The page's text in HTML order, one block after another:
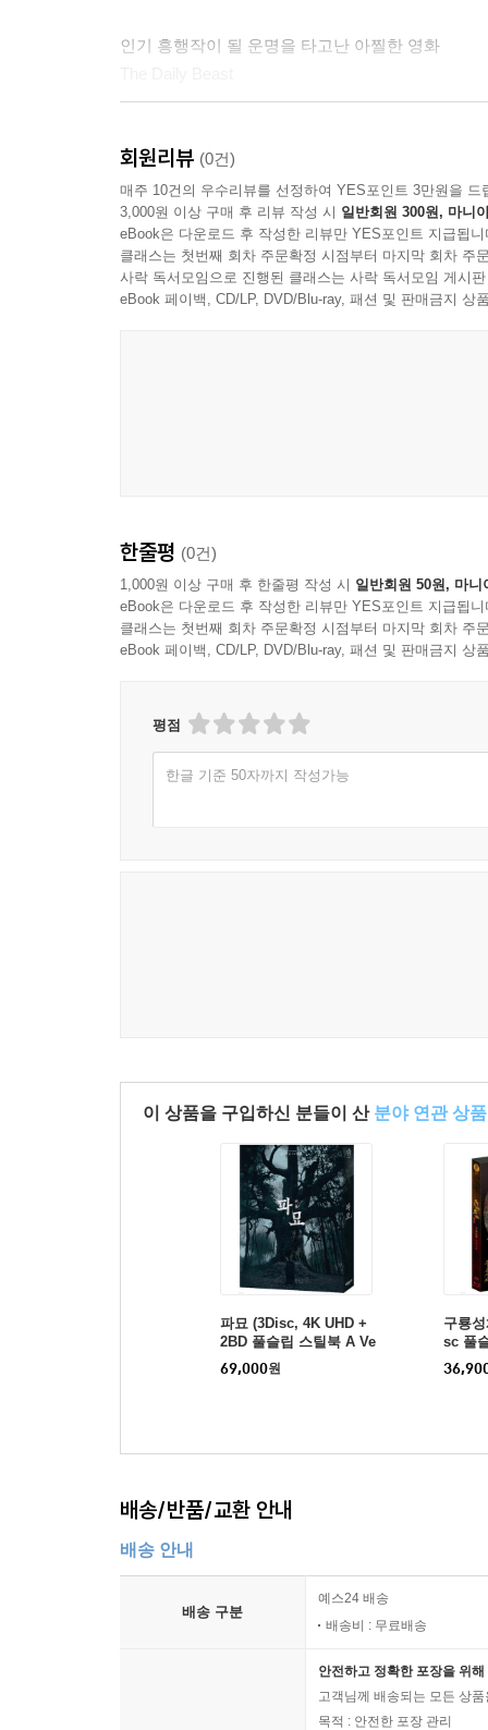
인기 흥행작이 될 운명을 타고난 아찔한 영화
HeyUGuys
완전히 제정신이 아닌 바디 호러 로맨스
Variety
기괴한 신체 변형이 난무하는 바디 호러
Daily Dead
악마같이 장난기 넘치는 연출
The Hollywood Reporter
회원리뷰 (0건)
매주 10건의 우수리뷰를 선정하여 YES포인트 3만원을 드
3,000원 이상 구매 후 리뷰 작성 시 일반회원 300원, 마니
eBook은 다운로드 후 작성한 리뷰만 YES포인트 지급됩니
클래스는 첫번째 회차 주문확정 시점부터 마지막 회차 주
사락 독서모임으로 진행된 클래스는 사락 독서모임 게시
eBook 페이백, CD/LP, DVD/Blu-ray, 패션 및 판매금지 상
한줄평 (0건)
1,000원 이상 구매 후 한줄평 작성 시 일반회원 50원, 마니
eBook은 다운로드 후 작성한 리뷰만 YES포인트 지급됩니
클래스는 첫번째 회차 주문확정 시점부터 마지막 회차 주
eBook 페이백, CD/LP, DVD/Blu-ray, 패션 및 판매금지 상
평점
한글 기준 50자까지 작성가능
이 상품을 구입하신 분들이 산 분야 연관 상품
파묘 (3Disc, 4K UHD +
2BD 풀슬립 스틸북 A Ve
r) : 블루레이
69,000원
구룡
sc 풀
레이
배송/반품/교환 안내
배송 안내
배송 구분
예스24 배송
배송비 : 무료배송
안전하고 정확한 포장을 위
고객님께 배송되는 모든 상
목적 : 안전한 포장 관리